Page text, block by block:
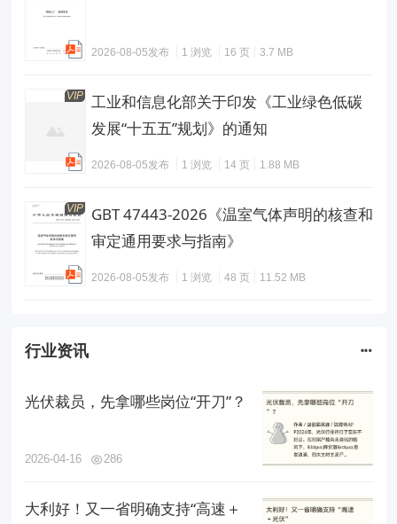
2026-08-05发布 1 浏览 16 页 3.7 MB
VIP
工业和信息化部关于印发《工业绿色低碳
发展“十五五”规划》的通知
2026-08-05发布 1 浏览 14 页 1.88 MB
VIP
GBT 47443-2026《温室气体声明的核查和
审定通用要求与指南》
2026-08-05发布 1 浏览 48 页 11.52 MB
行业资讯
光伏裁员，先拿哪些岗位“开刀”？
2026-04-16 286
大利好！又一省明确支持“高速＋